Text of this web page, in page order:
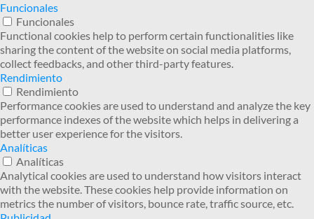
Funcionales
Funcionales
Functional cookies help to perform certain functionalities like
sharing the content of the website on social media platforms,
collect feedbacks, and other third-party features.
Rendimiento
Rendimiento
Performance cookies are used to understand and analyze the key
performance indexes of the website which helps in delivering a
better user experience for the visitors.
Analíticas
Analíticas
Analytical cookies are used to understand how visitors interact
with the website. These cookies help provide information on
metrics the number of visitors, bounce rate, traffic source, etc.